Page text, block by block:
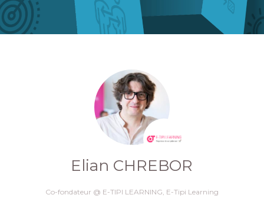
Elian CHREBOR
Co-fondateur @ E-TIPI LEARNING, E-Tipi Learning